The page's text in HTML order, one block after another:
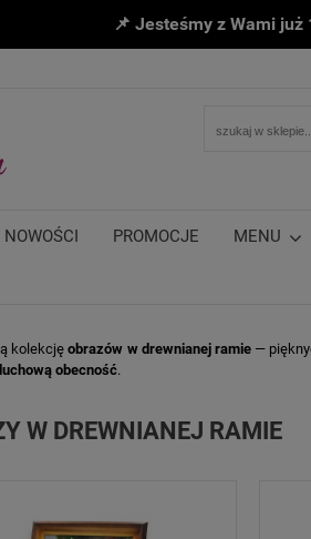
📌 Jesteśmy z Wami już
NOWOŚCI PROMOCJE MENU
kolekcjęobrazów w drewnianej ramie—
obecność.
W DREWNIANEJ RAMIE